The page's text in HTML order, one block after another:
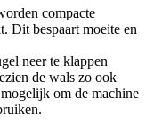
compacte
Dit bespaart moeite en
neer te klappen
de wals zo ook
om de machine